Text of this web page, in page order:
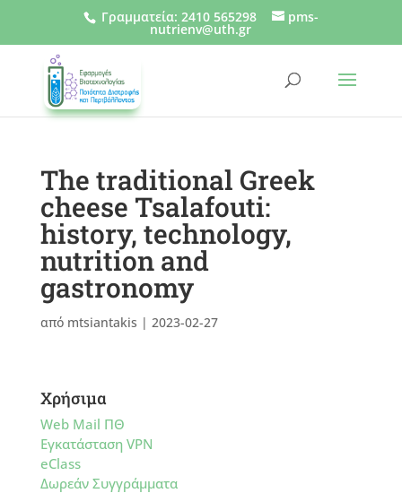
Γραμματεία: 2410 565298 pms-
nutrienv@uth.gr
The traditional Greek
cheese Tsalafouti:
history, technology,
nutrition and
gastronomy
από mtsiantakis | 2023-02-27
Χρήσιμα
Web Mail ΠΘ
Εγκατάσταση VPN
eClass
Δωρεάν Συγγράμματα